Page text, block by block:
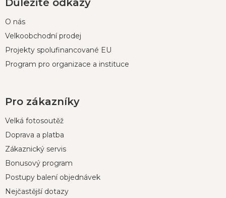
O nás
Velkoobchodní prodej
Projekty spolufinancované EU
Program pro organizace a instituce
Pro zákazníky
Velká fotosoutěž
Doprava a platba
Zákaznický servis
Bonusový program
Postupy balení objednávek
Nejčastější dotazy